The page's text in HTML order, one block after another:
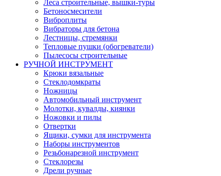
Леса строительные, вышки-туры
Бетоносмесители
Виброплиты
Вибраторы для бетона
Лестницы, стремянки
Тепловые пушки (обогреватели)
Пылесосы строительные
РУЧНОЙ ИНСТРУМЕНТ
Крюки вязальные
Стеклодомкраты
Ножницы
Автомобильный инструмент
Молотки, кувалды, киянки
Ножовки и пилы
Отвертки
Ящики, сумки для инструмента
Наборы инструментов
Резьбонарезной инструмент
Стеклорезы
Дрели ручные